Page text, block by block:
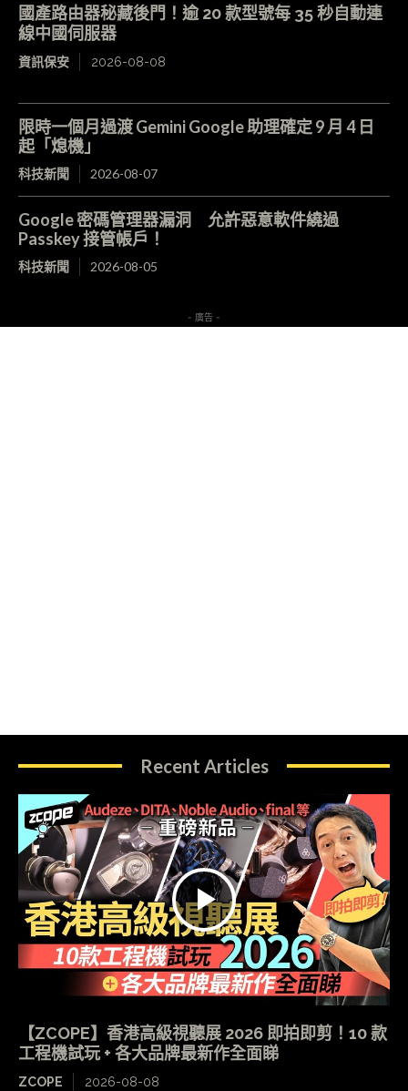
國產路由器秘藏後門！逾 20 款型號每 35 秒自動連
線中國伺服器
資訊保安 2026-08-08
限時一個月過渡 Gemini Google 助理確定 9 月 4 日
起「熄機」
科技新聞 2026-08-07
Google 密碼管理器漏洞 允許惡意軟件繞過
Passkey 接管帳戶！
科技新聞 2026-08-05
- 廣告 -
Recent Articles
【ZCOPE】香港高級視聽展 2026 即拍即剪！10 款
工程機試玩 + 各大品牌最新作全面睇
ZCOPE 2026-08-08